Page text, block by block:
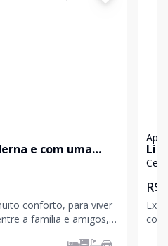
e com uma
conforto, para viver
a família e amigos,
R$
com